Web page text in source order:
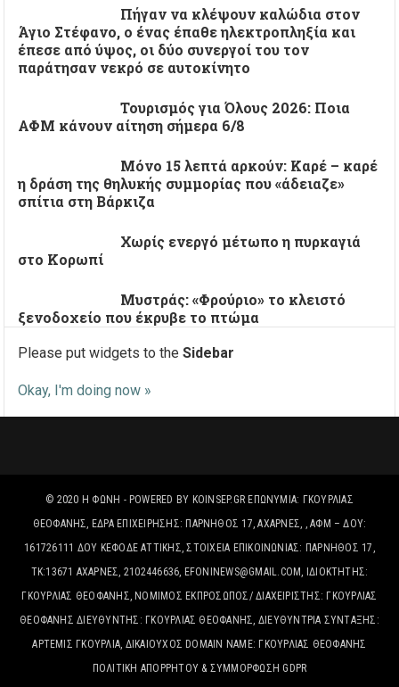
Πήγαν να κλέψουν καλώδια στον
Άγιο Στέφανο, ο ένας έπαθε ηλεκτροπληξία και
έπεσε από ύψος, οι δύο συνεργοί του τον
παράτησαν νεκρό σε αυτοκίνητο
Τουρισμός για Όλους 2026: Ποια
ΑΦΜ κάνουν αίτηση σήμερα 6/8
Μόνο 15 λεπτά αρκούν: Καρέ – καρέ
η δράση της θηλυκής συμμορίας που «άδειαζε»
σπίτια στη Βάρκιζα
Χωρίς ενεργό μέτωπο η πυρκαγιά
στο Κορωπί
Μυστράς: «Φρούριο» το κλειστό
ξενοδοχείο που έκρυβε το πτώμα
Please put widgets to theSidebar
Okay, I'm doing now »
© 2020 Η ΦΩΝΉ - POWERED BY KOINSEP.GR ΕΠΩΝΥΜΊΑ: ΓΚΟΥΡΛΙΑΣ
ΘΕΟΦΑΝΗΣ, ΈΔΡΑ ΕΠΙΧΕΙΡΗΣΗΣ: ΠΑΡΝΗΘΟΣ 17, ΑΧΑΡΝΕΣ, , ΑΦΜ – ΔΟΥ:
161726111 ΔΟΥ ΚΕΦΟΔΕ ΑΤΤΙΚΗΣ, ΣΤΟΙΧΕΊΑ ΕΠΙΚΟΙΝΩΝΊΑΣ: ΠΑΡΝΗΘΟΣ 17,
ΤΚ:13671 ΑΧΑΡΝΕΣ, 2102446636, EFONINEWS@GMAIL.COM, ΙΔΙΟΚΤΗΤΗΣ:
ΓΚΟΥΡΛΙΑΣ ΘΕΟΦΑΝΗΣ, ΝΟΜΙΜΟΣ ΕΚΠΡΟΣΩΠΟΣ/ ΔΙΑΧΕΙΡΙΣΤΗΣ: ΓΚΟΥΡΛΙΑΣ
ΘΕΟΦΑΝΗΣ ΔΙΕΥΘΥΝΤΗΣ: ΓΚΟΥΡΛΙΑΣ ΘΕΟΦΑΝΗΣ, ΔΙΕΥΘΥΝΤΡΙΑ ΣΥΝΤΑΞΗΣ:
ΑΡΤΕΜΙΣ ΓΚΟΥΡΛΙΑ, ΔΙΚΑΙΟΎΧΟΣ DOMAIN NAME: ΓΚΟΥΡΛΙΑΣ ΘΕΟΦΑΝΗΣ
ΠΟΛΙΤΙΚΉ ΑΠΟΡΡΉΤΟΥ & ΣΥΜΜΌΡΦΩΣΗ GDPR